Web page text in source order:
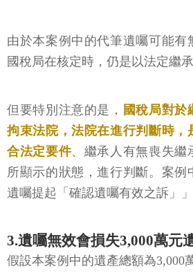
由於本案例中的代筆遺囑可能有
國稅局在核定時，仍是以法定繼承
但要特別注意的是， 國稅局對於
拘束法院，法院在進行判斷時，
合法定要件、繼承人有無喪失繼
所顯示的狀態，進行判斷。案例
遺囑提起「確認遺囑有效之訴」」
3.遺囑無效會損失3,000萬元
假設本案例中的遺產總額為3,000